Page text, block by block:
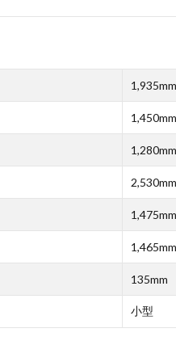
1,935mm
1,450mm
1,280mm
2,530mm
1,475mm
1,465mm
135mm
小型